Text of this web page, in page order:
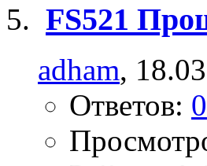
FS521
adham,
Ответов: 0